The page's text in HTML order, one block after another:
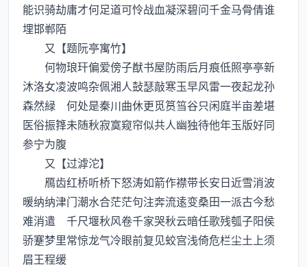
能识骑劫庸才何足道可怜战血凝深碧问千金马骨倩谁
埋邯郸陌
又【题阮亭寓竹】
何物琅玕偏爱傍子猷书屋防雨后月痕低照亭亭新
沐洛女凌波鸣杂佩湘人鼔瑟敲寒玉早风雷一夜起龙孙
森然緑 何处是秦川曲休更觅筼筜谷只闲庭半亩差堪
医俗振箨未随秋寂寞窥帘似共人幽独待他年玉版好同
参宁为腹
又【过滹沱】
鴈齿红桥听桥下怒涛如箭作襟带长安日近雪消波
暖纳纳津门潮水合茫茫句注奔流逺变桑田一派古今愁
难消遣 千尺堰秋风卷千家哭秋云暗任歌残瓠子阳侯
骄蹇梦里常惊龙气冷眼前复见蛟宫浅倚危栏尘土上须
眉王程缓